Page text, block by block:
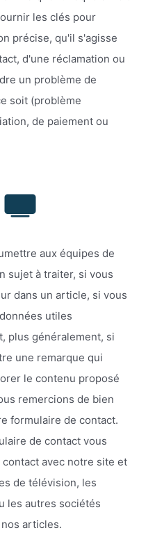
les clés pour
précise, qu'il s'agisse
d'une réclamation ou
un problème de
soit (problème
de paiement ou
aux équipes de
sujet à traiter, si vous
dans un article, si vous
utiles
plus généralement, si
une remarque qui
le contenu proposé
remercions de bien
formulaire de contact.
de contact vous
avec notre site et
de télévision, les
les autres sociétés
articles.